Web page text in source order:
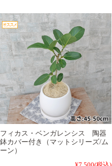
フィカス・ベンガレンシス 陶器
鉢カバー付き（マットシリーズ/ム
ーン）